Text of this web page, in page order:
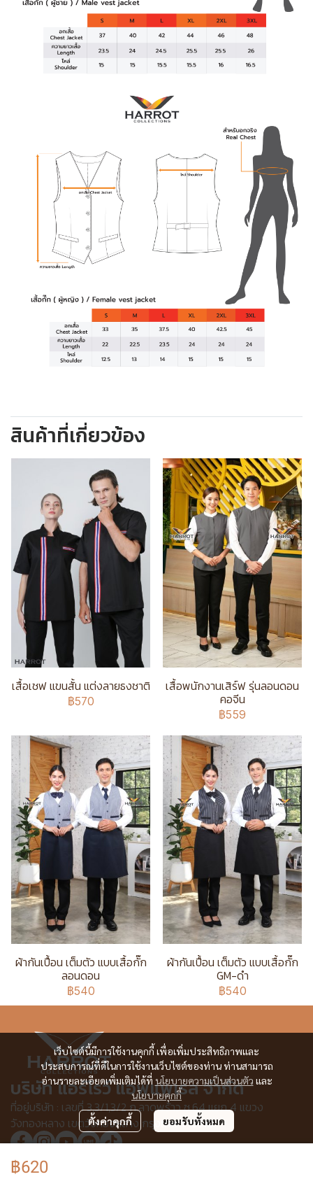
สินค้าที่เกี่ยวข้อง
เสื้อเชฟ แขนสั้น แต่งลายธงชาติ
฿570
เสื้อพนักงานเสิร์ฟ รุ่นลอนดอน
คอจีน
฿559
ผ้ากันเปื้อน เต็มตัว แบบเสื้อกั๊ก
ลอนดอน
฿540
ผ้ากันเปื้อน เต็มตัว แบบเสื้อกั๊ก
GM-ดำ
฿540
฿620
เว็บไซต์นี้มีการใช้งานคุกกี้ เพื่อเพิ่มประสิทธิภาพและ
ประสบการณ์ที่ดีในการใช้งานเว็บไซต์ของท่าน ท่านสามารถ
อ่านรายละเอียดเพิ่มเติมได้ที่ นโยบายความเป็นส่วนตัว และ
นโยบายคุกกี้
ตั้งค่าคุกกี้ ยอมรับทั้งหมด
บริษัท แอร์โรว์ แอพแพเรล จำกัด
ที่อยู่บริษัท : เลขที่ 3,3/1,3/2 ก.ลาดพร้าว ซ.64 แยก 4 แขวง
วังทองหลาง เขตวังทองหลาง กรุงเทพฯ 10310